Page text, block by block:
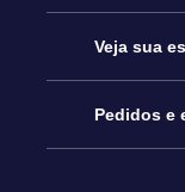
Entre em
Blog
Presente
Pacote de
Veja sua
Star
Pedidos e